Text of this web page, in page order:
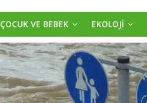
ÇOCUK VE BEBEK EKOLOJİ